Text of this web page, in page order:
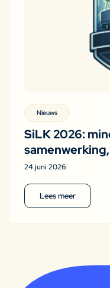
Nieuws
SiLK 2026:
24 juni 2026
Lees meer